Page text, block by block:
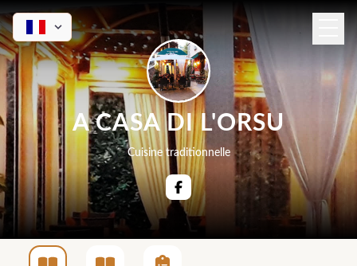
A CASA DI L'ORSU
Cuisine traditionnelle